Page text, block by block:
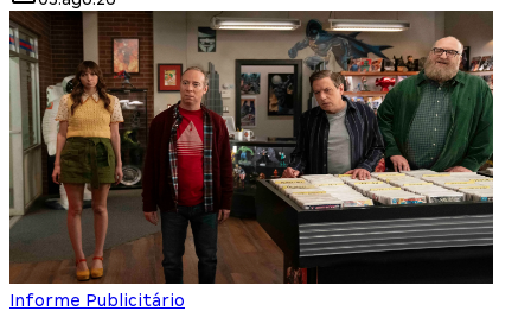
Informe Publicitário